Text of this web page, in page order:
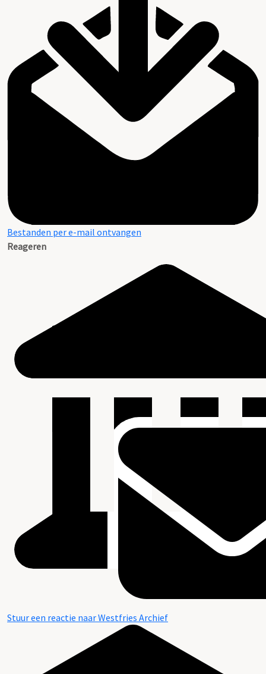
Bestanden per e-mail ontvangen
Reageren
Stuur een reactie naar Westfries Archief